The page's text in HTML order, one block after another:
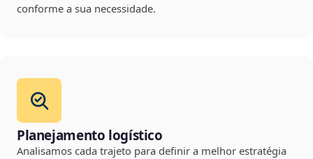
conforme a sua necessidade.
Planejamento logístico
Analisamos cada trajeto para definir a melhor estratégia